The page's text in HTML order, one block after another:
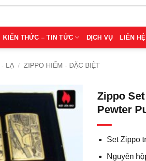
KIẾN THỨC – TIN TỨC DỊCH VỤ LIÊN HỆ
- LẠ / ZIPPO HIẾM - ĐẶC BIỆT
Zippo
Pewter
Set Zippo
Nguyên